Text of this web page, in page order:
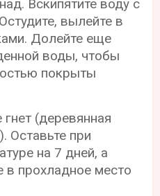
Вскипятите воду с
вылейте в
Долейте еще
воды, чтобы
покрыты
гнет (деревянная
Оставьте при
на 7 дней, а
в прохладное место